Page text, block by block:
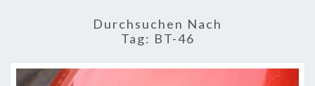
Durchsuchen Nach
Tag: BT-46